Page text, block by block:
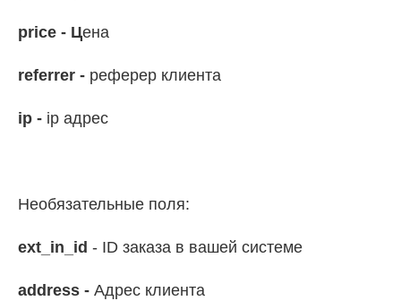
price - Цена
referrer - реферер клиента
ip - ip адрес
Необязательные поля:
ext_in_id - ID заказа в вашей системе
address - Адрес клиента